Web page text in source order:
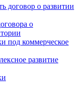
договор о развитии
о
под коммерческое
развитие